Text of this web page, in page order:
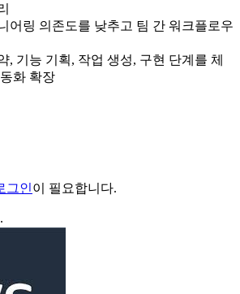
어링 의존도를 낮추고 팀 간 워크플로우
, 기능 기획, 작업 생성, 구현 단계를 체
화 확장
그인이 필요합니다.